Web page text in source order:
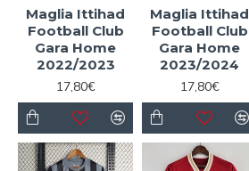
Maglia Ittihad
Football Club
Gara Home
2022/2023
17,80€
Maglia Ittihad
Football Club
Gara Home
2023/2024
17,80€